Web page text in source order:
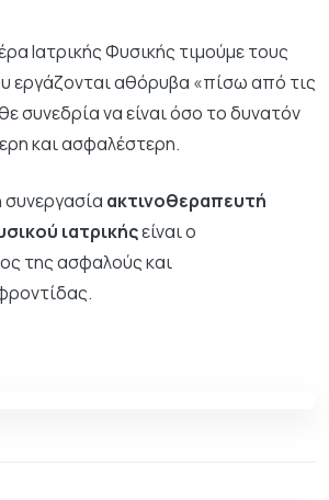
Ιατρικής Φυσικής τιμούμε τους
εργάζονται αθόρυβα «πίσω από τις
συνεδρία να είναι όσο το δυνατόν
και ασφαλέστερη.
συνεργασία ακτινοθεραπευτή
ιατρικήςείναι ο
της ασφαλούς και